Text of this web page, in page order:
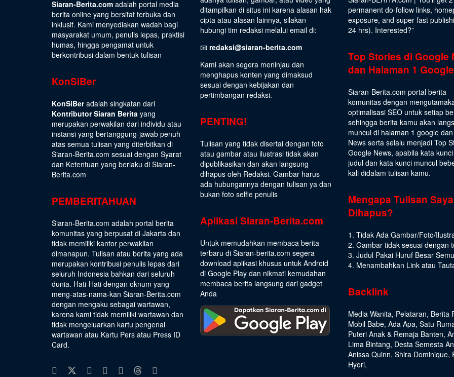
Siaran-Berita.com adalah portal media
berita online yang bersifat terbuka dan
inklusif. Kami menyediakan wadah bagi
masyarakat umum, penulis lepas, praktisi
humas, hingga pengamat untuk
berkontribusi dalam bentuk tulisan
KonSiBer
KonSiBeradalah singkatan dari
Kontributor Siaran Berita yang
merupakan perwakilan dari individu atau
instansi yang bertanggung-jawab penuh
atas semua tulisan yang diterbitkan di
Siaran-Berita.com sesuai dengan Syarat
dan Ketentuan yang berlaku di Siaran-
Berita.com
PEMBERITAHUAN
Siaran-Berita.com adalah portal berita
komunitas yang berpusat di Jakarta dan
tidak memiliki kantor perwakilan
dimanapun. Tulisan atau berita yang ada
merupakan kontribusi penulis lepas dari
seluruh Indonesia bahkan dari seluruh
dunia. Hati-Hati dengan oknum yang
meng-atas-nama-kan Siaran-Berita.com
dengan mengaku sebagai wartawan,
karena kami tidak memiliki wartawan dan
tidak mengeluarkan kartu pengenal
wartawan atau Kartu Pers atau Press ID
Card.
ditampilkan di situs ini karena alasan hak
cipta atau alasan lainnya, silakan
hubungi tim redaksi melalui email di:
📧 redaksi@siaran-berita.com
Kami akan segera meninjau dan
menghapus konten yang dimaksud
sesuai dengan kebijakan dan
pertimbangan redaksi.
PENTING!
Tulisan yang tidak disertai dengan foto
atau gambar atau ilustrasi tidak akan
dipublikasikan dan akan langsung
dihapus oleh Redaksi. Gambar harus
ada hubungannya dengan tulisan ya dan
bukan foto selfie penulis
Aplikasi Siaran-Berita.com
Untuk memudahkan membaca berita
terbaru di Siaran-berita.com segera
download aplikasi khusus untuk Android
di Google Play dan nikmati kemudahan
membaca berita langsung dari gadget
Anda
permanent do-follow links,
exposure, and super fast
24 hrs). Interested?”
Top Stories di Google
dan Halaman 1 Google
Siaran-Berita.com portal berita
komunitas dengan
optimalisasi SEO untuk setiap
sehingga berita kamu akan
muncul di halaman 1 google
News serta selalu menjadi Top
Google News, apabila kata
judul dan kata kunci muncul
kali didalam tulisan kamu.
Mengapa Tulisan Saya
Dihapus?
1. Tidak Ada Gambar/Foto/
2. Gambar tidak sesuai dengan
3. Judul Pakai Huruf Besar
4. Menambahkan Link atau
Backlink
Media Wanita, Pelataran, Berita
Mobil Babe, Ada Apa, Satu
Puteri Anak & Remaja Banten,
Lima Bintang, Desta Semesta
Anissa Quinn, Shira Dominique,
Hyori,